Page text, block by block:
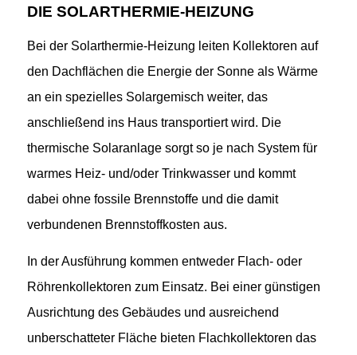
DIE SOLARTHERMIE-HEIZUNG
Bei der Solarthermie-Heizung leiten Kollektoren auf
den Dachflächen die Energie der Sonne als Wärme
an ein spezielles Solargemisch weiter, das
anschließend ins Haus transportiert wird. Die
thermische Solaranlage sorgt so je nach System für
warmes Heiz- und/oder Trinkwasser und kommt
dabei ohne fossile Brennstoffe und die damit
verbundenen Brennstoffkosten aus.
In der Ausführung kommen entweder Flach- oder
Röhrenkollektoren zum Einsatz. Bei einer günstigen
Ausrichtung des Gebäudes und ausreichend
unberschatteter Fläche bieten Flachkollektoren das